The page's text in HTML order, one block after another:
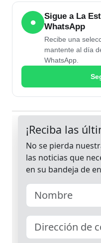
●
Sigue a La
WhatsApp
Recibe una
mantente al día
WhatsApp.